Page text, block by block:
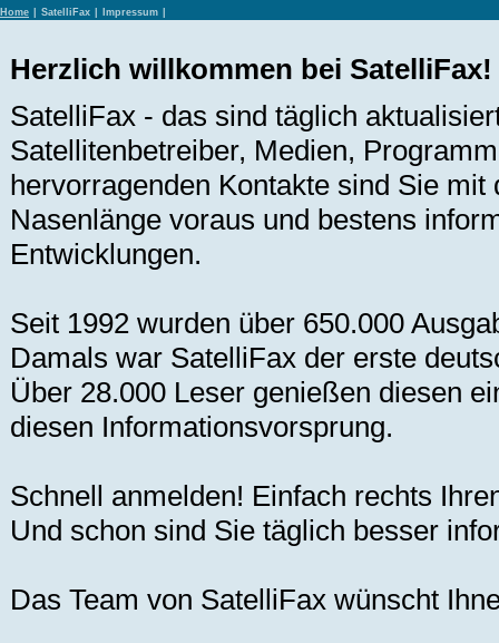
Home SatelliFax Impressum
Herzlich willkommen bei SatelliFax!
SatelliFax - das sind täglich
Satellitenbetreiber, Medien,
hervorragenden Kontakte sind Sie
Nasenlänge voraus und bestens
Entwicklungen.
Seit 1992 wurden über 650.000
Damals war SatelliFax der erste
Über 28.000 Leser genießen diesen
diesen Informationsvorsprung.
Schnell anmelden! Einfach rechts
Und schon sind Sie täglich besser
Das Team von SatelliFax wünscht